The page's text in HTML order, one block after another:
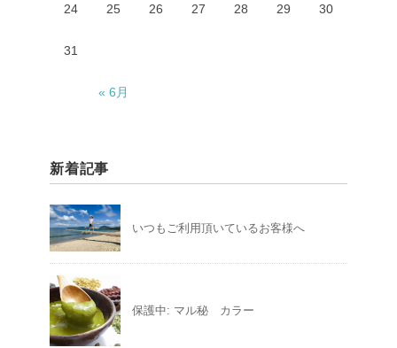
« 6月
24 25 26 27 28 29 30
31
新着記事
いつもご利用頂いているお客様へ
保護中: マル秘 カラー